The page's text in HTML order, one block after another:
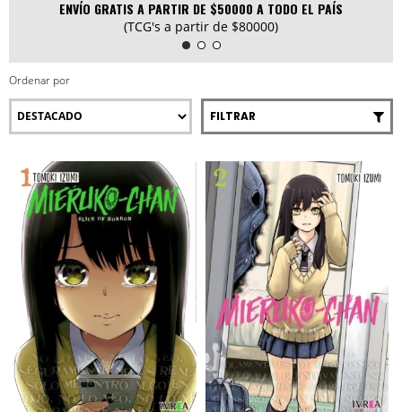
ENVÍO GRATIS A PARTIR DE $50000 A TODO EL PAÍS
(TCG's a partir de $80000)
Ordenar por
FILTRAR